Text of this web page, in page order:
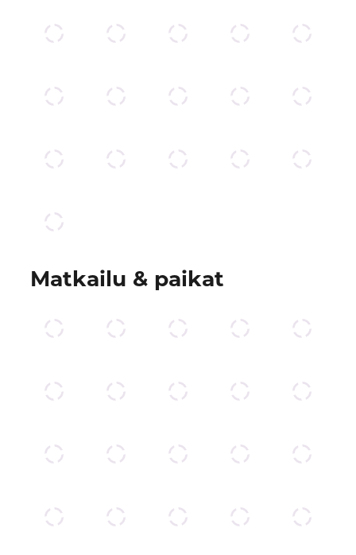
Matkailu & paikat